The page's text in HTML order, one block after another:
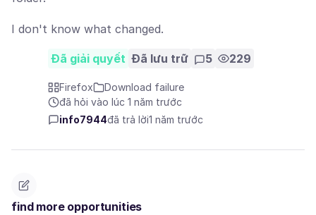
I don't know what changed.
Đã giải quyết Đã lưu trữ 5 229
Firefox
Download failure
đã hỏi vào lúc 1 năm trước
info7944đã trả lời1 năm trước
find more opportunities